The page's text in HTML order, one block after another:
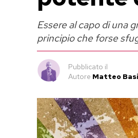
Essere al capo di una
principio che forse
Pubblicato il
Autore Matteo